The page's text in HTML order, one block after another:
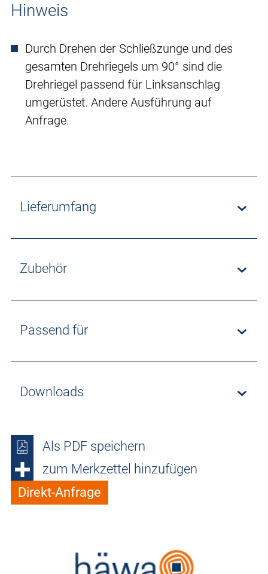
Hinweis
Durch Drehen der Schließzunge und des
gesamten Drehriegels um 90° sind die
Drehriegel passend für Linksanschlag
umgerüstet. Andere Ausführung auf
Anfrage.
Lieferumfang
Zubehör
Passend für
Downloads
Als PDF speichern
zum Merkzettel hinzufügen
Direkt-Anfrage